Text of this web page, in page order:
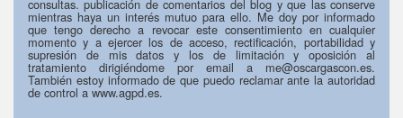
consultas. publicación de comentarios del blog y que las conserve
mientras haya un interés mutuo para ello. Me doy por informado
que tengo derecho a revocar este consentimiento en cualquier
momento y a ejercer los de acceso, rectificación, portabilidad y
supresión de mis datos y los de limitación y oposición al
tratamiento dirigiéndome por email a me@oscargascon.es.
También estoy informado de que puedo reclamar ante la autoridad
de control a www.agpd.es.